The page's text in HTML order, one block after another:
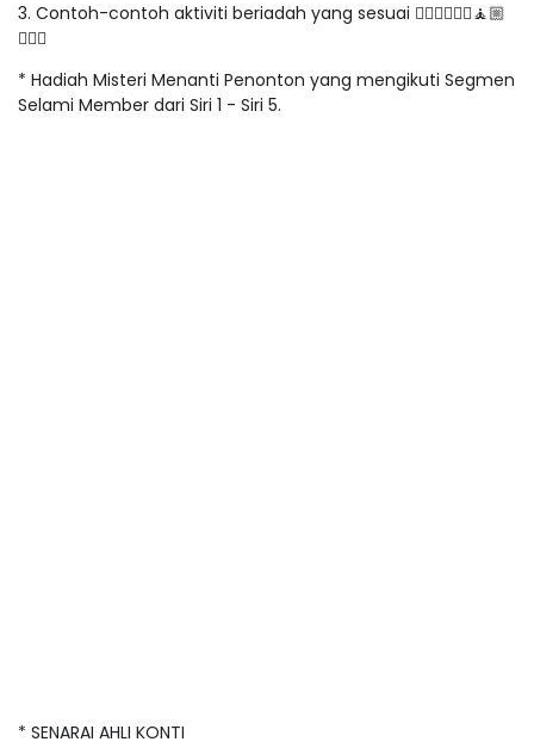
3. Contoh-contoh aktiviti beriadah yang sesuai 🏃🏻♂️🏃🏽♀️🧘🏼
⛹
* Hadiah Misteri Menanti Penonton yang mengikuti Segmen
Selami Member dari Siri 1 - Siri 5.
* SENARAI AHLI KONTI